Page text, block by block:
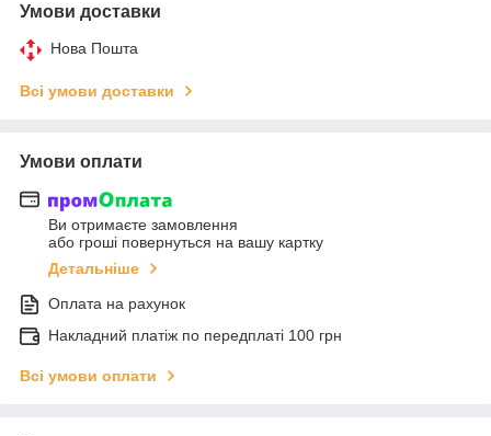
Умови доставки
Нова Пошта
Всі умови доставки
Умови оплати
Ви отримаєте замовлення
або гроші повернуться на вашу картку
Детальніше
Оплата на рахунок
Накладний платіж по передплаті 100 грн
Всі умови оплати